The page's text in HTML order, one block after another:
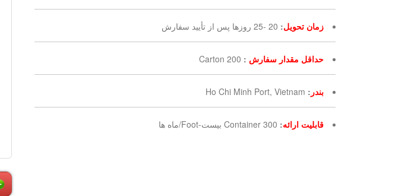
زمان تحویل: 20 -25 روزها پس از تأیید سفارش
حداقل مقدار سفارش :
200 Carton
بندر :
Ho Chi Minh Port, Vietnam
قابلیت ارائه: 300 Container بیست-Foot/ماه ها